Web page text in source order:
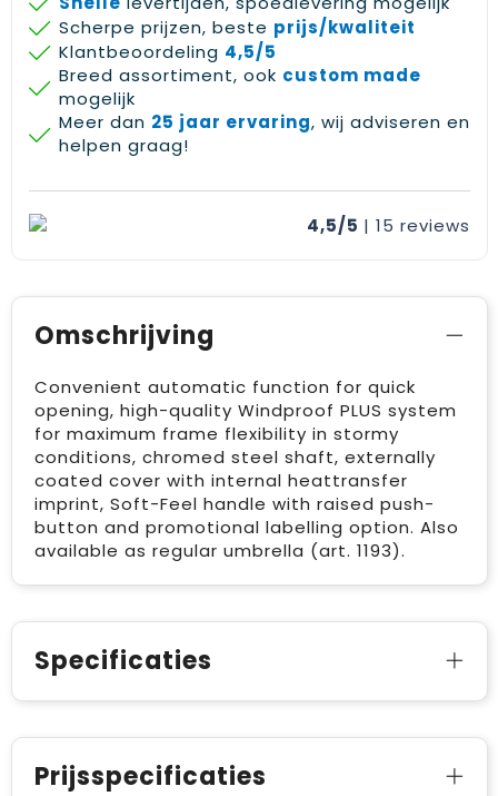
Scherpe prijzen, beste prijs/kwaliteit
Klantbeoordeling 4,5/5
Breed assortiment, ook custom made
mogelijk
Meer dan 25 jaar ervaring, wij adviseren en
helpen graag!
4,5/5 | 15 reviews
Omschrijving
Convenient automatic function for quick
opening, high-quality Windproof PLUS system
for maximum frame flexibility in stormy
conditions, chromed steel shaft, externally
coated cover with internal heattransfer
imprint, Soft-Feel handle with raised push-
button and promotional labelling option. Also
available as regular umbrella (art. 1193).
Specificaties
Prijsspecificaties